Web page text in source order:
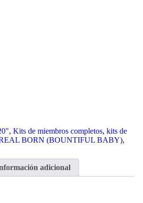
, Kits de miembros completos, kits de
BORN (BOUNTIFUL BABY),
adicional